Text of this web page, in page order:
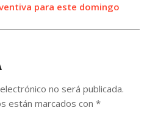
para este domingo
no será publicada.
están marcados con *